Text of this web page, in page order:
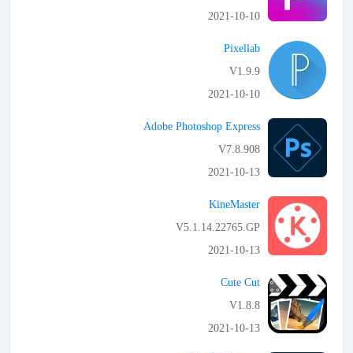
2021-10-10
Pixellab
V1.9.9
2021-10-10
Adobe Photoshop Express
V7.8.908
2021-10-13
KineMaster
V5.1.14.22765.GP
2021-10-13
Cute Cut
V1.8.8
2021-10-13